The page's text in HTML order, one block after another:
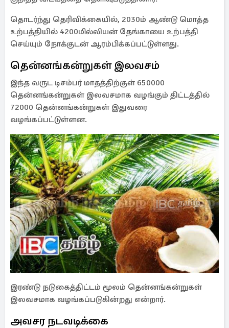
தொடர்ந்து தெரிவிக்கையில், 2030ம் ஆண்டு மொத்த
உற்பத்தியில் 4200மில்லியன் தேங்காயை உற்பத்தி
செய்யும் நோக்குடன் ஆரம்பிக்கப்பட்டுள்ளது.
தென்னங்கன்றுகள் இலவசம்
இந்த வருட டிசம்பர் மாதத்திற்குள் 650000
தென்னங்கன்றுகள் இலவசமாக வழங்கும் திட்டத்தில்
72000 தென்னங்கன்றுகள் இதுவரை
வழங்கப்பட்டுள்ளன.
இரண்டு நடுகைத்திட்டம் மூலம் தென்னங்கன்றுகள்
இலவசமாக வழங்கப்படுகின்றது என்றார்.
அவசர நடவடிக்கை